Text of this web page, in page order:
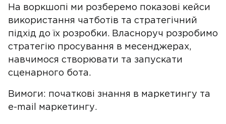
На воркшопі ми розберемо показові кейси
використання чатботів та стратегічний
підхід до їх розробки. Власноруч розробимо
стратегію просування в месенджерах,
навчимося створювати та запускати
сценарного бота.
Вимоги: початкові знання в маркетингу та
e-mail маркетингу.